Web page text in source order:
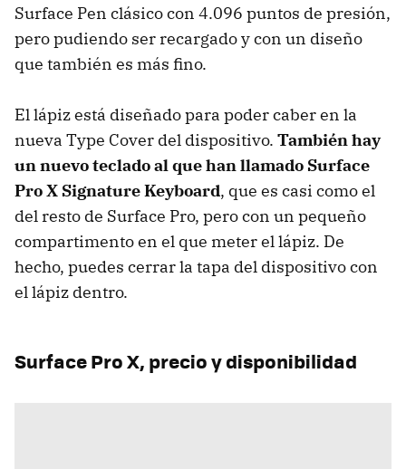
Surface Pen clásico con 4.096 puntos de presión,
pero pudiendo ser recargado y con un diseño
que también es más fino.
El lápiz está diseñado para poder caber en la
nueva Type Cover del dispositivo. También hay
un nuevo teclado al que han llamado Surface
Pro X Signature Keyboard, que es casi como el
del resto de Surface Pro, pero con un pequeño
compartimento en el que meter el lápiz. De
hecho, puedes cerrar la tapa del dispositivo con
el lápiz dentro.
Surface Pro X, precio y disponibilidad